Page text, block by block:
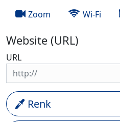
Zoom Wi-Fi
Website (URL)
URL
Renk